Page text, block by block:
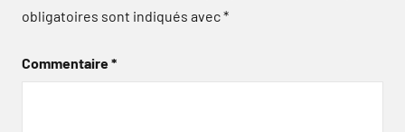
obligatoires sont indiqués avec*
Commentaire*